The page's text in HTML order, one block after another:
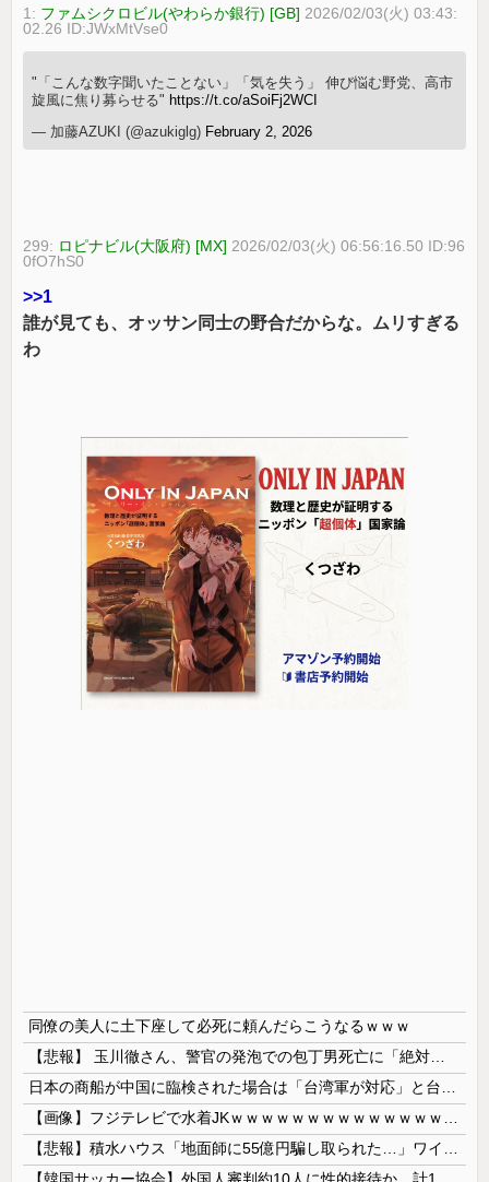
1: ファムシクロビル(やわらか銀行) [GB] 2026/02/03(火) 03:43:
02.26 ID:JWxMtVse0
"「こんな数字聞いたことない」「気を失う」 伸び悩む野党、高市
旋風に焦り募らせる" https://t.co/aSoiFj2WCI
— 加藤AZUKI (@azukiglg) February 2, 2026
299: ロピナビル(大阪府) [MX] 2026/02/03(火) 06:56:16.50 ID:96
0fO7hS0
>>1
誰が見ても、オッサン同士の野合だからな。ムリすぎる
わ
同僚の美人に土下座して必死に頼んだらこうなるｗｗｗ